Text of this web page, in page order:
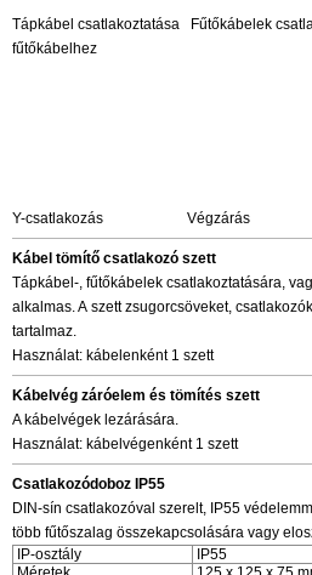
Tápkábel csatlakoztatása Fűtőkábelek
fűtőkábelhez
Y-csatlakozás Végzárás
Kábel tömítő csatlakozó szett
Tápkábel-, fűtőkábelek csatlakoztatására,
alkalmas. A szett zsugorcsöveket,
tartalmaz.
Használat: kábelenként 1 szett
Kábelvég záróelem és tömítés szett
A kábelvégek lezárására.
Használat: kábelvégenként 1 szett
Csatlakozódoboz IP55
DIN-sín csatlakozóval szerelt, IP55
több fűtőszalag összekapcsolására vagy
IP-osztály
IP55